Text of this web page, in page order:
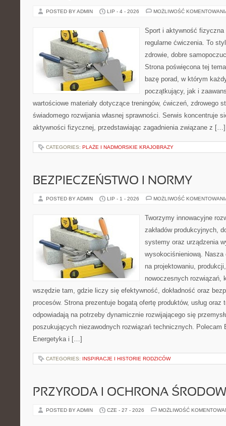
POSTED BY ADMIN LIP - 4 - 2026 MOŻLIWOŚĆ
Sport i aktywność
regularne ćwiczenia. To
zdrowie, dobre
Strona poświęcona tej
bazę porad, w którym
początkujący, jak i
wartościowe materiały dotyczące treningów, ćwiczeń, zdrowego
świadomego rozwijania własnej sprawności. Serwis koncentruje
aktywności fizycznej, przedstawiając zagadnienia związane z […]
CATEGORIES: PLAŻE I NADMORSKIE KRAJOBRAZY
BEZPIECZEŃSTWO I NORMY
POSTED BY ADMIN LIP - 1 - 2026 MOŻLIWOŚĆ
Tworzymy innowacyjne
zakładów produkcyjnych,
systemy oraz urządzenia
wysokociśnieniową. Nasza
na projektowaniu,
nowoczesnych rozwiązań,
wszędzie tam, gdzie liczy się efektywność, dokładność oraz
procesów. Strona prezentuje bogatą ofertę produktów, usług oraz
odpowiadają na potrzeby dynamicznie rozwijającego się
poszukujących niezawodnych rozwiązań technicznych. Polecam
Energetyka i […]
CATEGORIES: INSPIRACJE I HISTORIE RODZICÓW
PRZYRODA I OCHRONA
POSTED BY ADMIN CZE - 27 - 2026 MOŻLIWOŚĆ